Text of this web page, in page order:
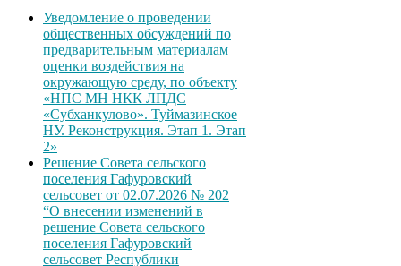
Уведомление о проведении
общественных обсуждений по
предварительным материалам
оценки воздействия на
окружающую среду, по объекту
«НПС МН НКК ЛПДС
«Субханкулово». Туймазинское
НУ. Реконструкция. Этап 1. Этап
2»
Решение Совета сельского
поселения Гафуровский
сельсовет от 02.07.2026 № 202
“О внесении изменений в
решение Совета сельского
поселения Гафуровский
сельсовет Республики